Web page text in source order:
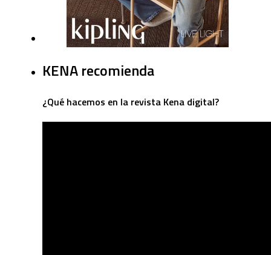
KENA recomienda
¿Qué hacemos en la revista Kena digital?